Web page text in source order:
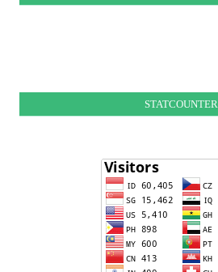
STATCOUNTER